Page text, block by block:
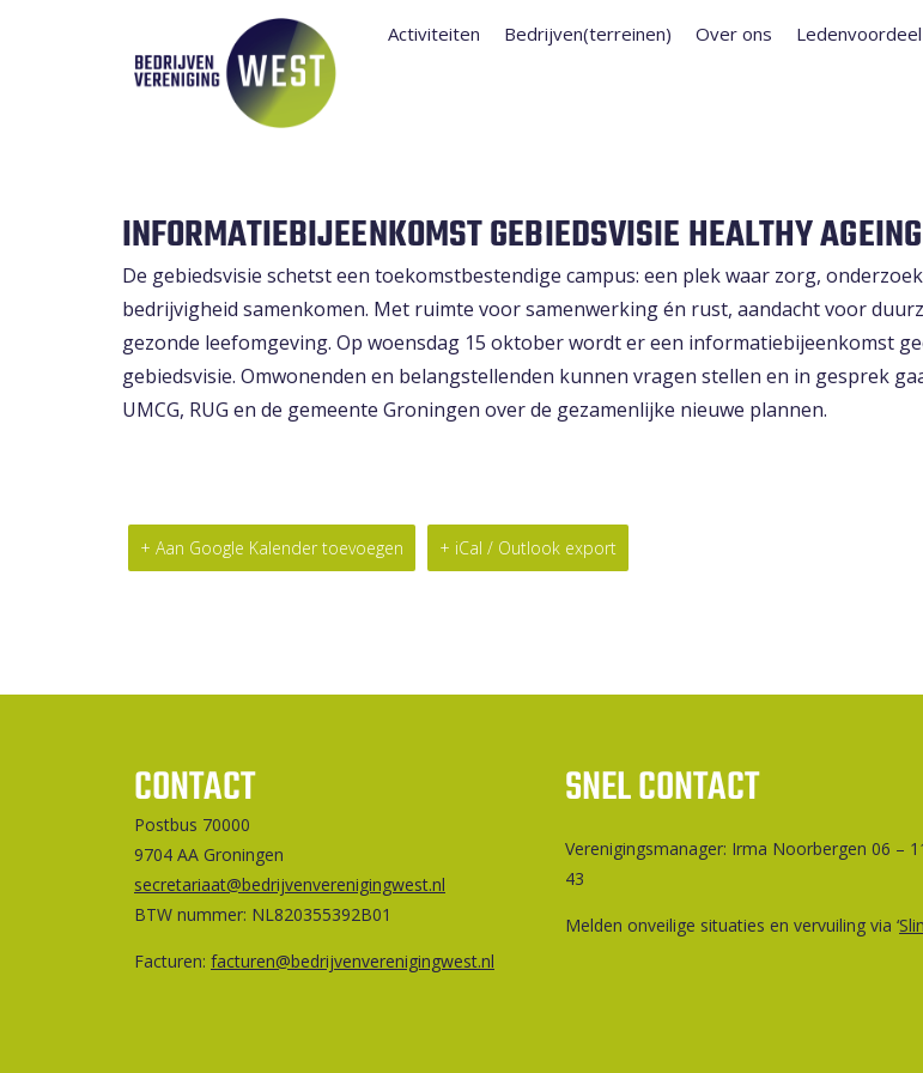
Activiteiten Bedrijven(terreinen) Over ons Ledenvoordeel
INFORMATIEBIJEENKOMST GEBIEDSVISIE HEALTHY
De gebiedsvisie schetst een toekomstbestendige campus: een plek waar zorg,
bedrijvigheid samenkomen. Met ruimte voor samenwerking én rust, aandacht voor
gezonde leefomgeving. Op woensdag 15 oktober wordt er een informatiebijeenkomst
gebiedsvisie. Omwonenden en belangstellenden kunnen vragen stellen en in gesprek
UMCG, RUG en de gemeente Groningen over de gezamenlijke nieuwe plannen.
+ Aan Google Kalender toevoegen + iCal / Outlook export
CONTACT
Postbus 70000
9704 AA Groningen
secretariaat@bedrijvenverenigingwest.nl
BTW nummer: NL820355392B01
Facturen: facturen@bedrijvenverenigingwest.nl
SNEL CONTACT
Ver­e­ni­gings­ma­na­ger: Irma Noorbergen 06 –
43
Melden onveilige situaties en vervuiling via ‘